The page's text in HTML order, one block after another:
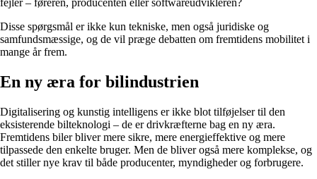
fejler – føreren, producenten eller softwareudvikleren?
Disse spørgsmål er ikke kun tekniske, men også juridiske og
samfundsmæssige, og de vil præge debatten om fremtidens mobilitet i
mange år frem.
En ny æra for bilindustrien
Digitalisering og kunstig intelligens er ikke blot tilføjelser til den
eksisterende bilteknologi – de er drivkræfterne bag en ny æra.
Fremtidens biler bliver mere sikre, mere energieffektive og mere
tilpassede den enkelte bruger. Men de bliver også mere komplekse, og
det stiller nye krav til både producenter, myndigheder og forbrugere.